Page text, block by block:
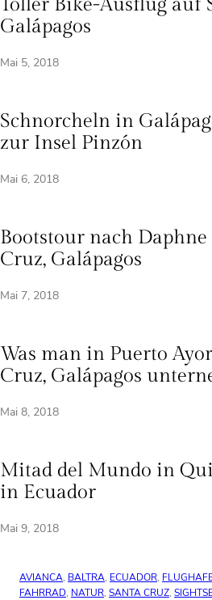
Toller Bike-Ausflug auf
Galápagos
Mai 5, 2018
Schnorcheln in
zur Insel Pinzón
Mai 6, 2018
Bootstour nach
Cruz, Galápagos
Mai 7, 2018
Was man in Puerto
Cruz, Galápagos
Mai 8, 2018
Mitad del Mundo in
in Ecuador
Mai 9, 2018
AVIANCA, BALTRA, ECUADOR,
FAHRRAD, NATUR, SANTA CRUZ,